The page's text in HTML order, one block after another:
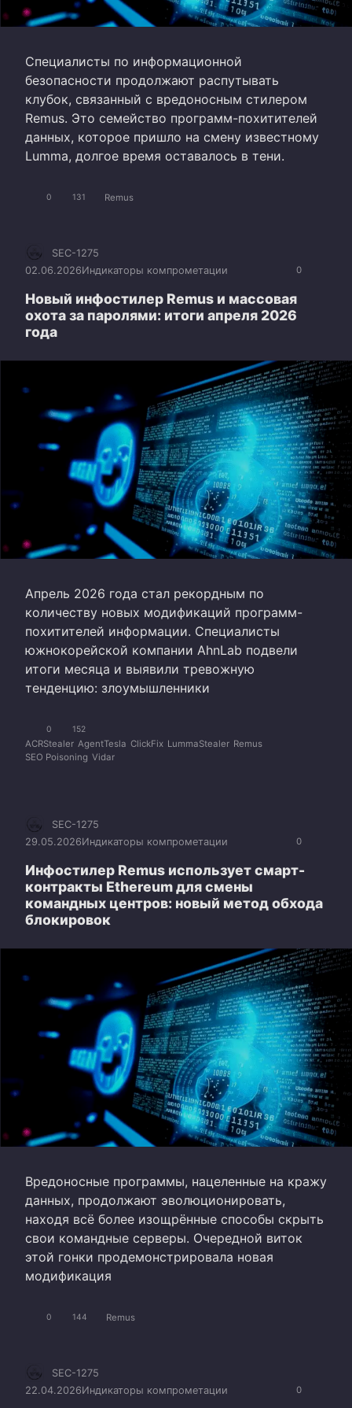
Специалисты по информационной
безопасности продолжают распутывать
клубок, связанный с вредоносным стилером
Remus. Это семейство программ-похитителей
данных, которое пришло на смену известному
Lumma, долгое время оставалось в тени.
0 131 Remus
0
SEC-1275
02.06.2026Индикаторы компрометации
Новый инфостилер Remus и массовая
охота за паролями: итоги апреля 2026
года
Апрель 2026 года стал рекордным по
количеству новых модификаций программ-
похитителей информации. Специалисты
южнокорейской компании AhnLab подвели
итоги месяца и выявили тревожную
тенденцию: злоумышленники
0 152
ACRStealer AgentTesla ClickFix LummaStealer Remus
SEO Poisoning Vidar
0
SEC-1275
29.05.2026Индикаторы компрометации
Инфостилер Remus использует смарт-
контракты Ethereum для смены
командных центров: новый метод обхода
блокировок
Вредоносные программы, нацеленные на кражу
данных, продолжают эволюционировать,
находя всё более изощрённые способы скрыть
свои командные серверы. Очередной виток
этой гонки продемонстрировала новая
модификация
0 144 Remus
0
SEC-1275
22.04.2026Индикаторы компрометации